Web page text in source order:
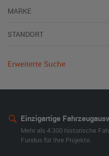
MARKE
STANDORT
Erweiterte Suche
Einzigartige
Mehr als 4.300 historische
Fundus für Ihre Projekte.